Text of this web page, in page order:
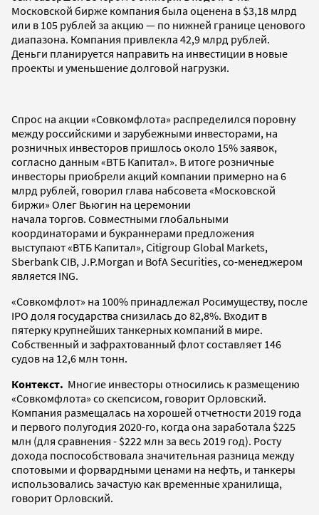
Московской бирже компания была оценена в $3,18 млрд
или в 105 рублей за акцию — по нижней границе ценового
диапазона. Компания привлекла 42,9 млрд рублей.
Деньги планируется направить на инвестиции в новые
проекты и уменьшение долговой нагрузки.
Спрос на акции «Совкомфлота» распределился поровну
между российскими и зарубежными инвесторами, на
розничных инвесторов пришлось около 15% заявок,
согласно данным «ВТБ Капитал». В итоге розничные
инвесторы приобрели акций компании примерно на 6
млрд рублей, говорил глава набсовета «Московской
биржи» Олег Вьюгин на церемонии
начала торгов. Совместными глобальными
координаторами и букраннерами предложения
выступают «ВТБ Капитал», Citigroup Global Markets,
Sberbank CIB, J.P.Morgan и BofA Securities, со-менеджером
является ING.
«Совкомфлот» на 100% принадлежал Росимуществу, после
IPO доля государства снизилась до 82,8%. Входит в
пятерку крупнейших танкерных компаний в мире.
Собственный и зафрахтованный флот составляет 146
судов на 12,6 млн тонн.
Контекст. Многие инвесторы относились к размещению
«Совкомфлота» со скепсисом, говорит Орловский.
Компания размещалась на хорошей отчетности 2019 года
и первого полугодия 2020-го, когда она заработала $225
млн (для сравнения - $222 млн за весь 2019 год). Росту
дохода поспособствовала значительная разница между
спотовыми и форвардными ценами на нефть, и танкеры
использовались зачастую как временные хранилища,
говорит Орловский.